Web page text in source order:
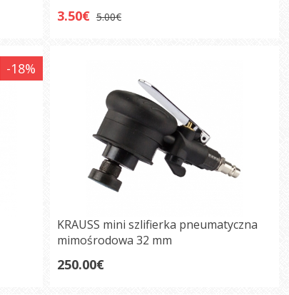
3.50€ 5.00€
-18%
KRAUSS mini szlifierka pneumatyczna
mimośrodowa 32 mm
250.00€